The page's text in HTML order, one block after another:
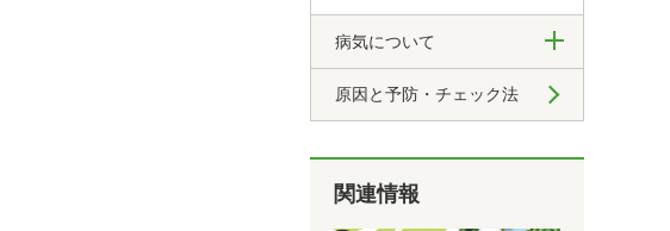
病気について
原因と予防・チェック法
関連情報